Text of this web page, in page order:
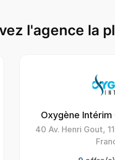
l'agence la
Oxygène
3 Rue Paul